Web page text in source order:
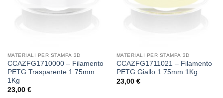
MATERIALI PER STAMPA 3D
CCAZFG1710000 – Filamento
PETG Trasparente 1.75mm
1Kg
23,00 €
MATERIALI PER STAMPA 3D
CCAZFG1711021 – Filamento
PETG Giallo 1.75mm 1Kg
23,00 €